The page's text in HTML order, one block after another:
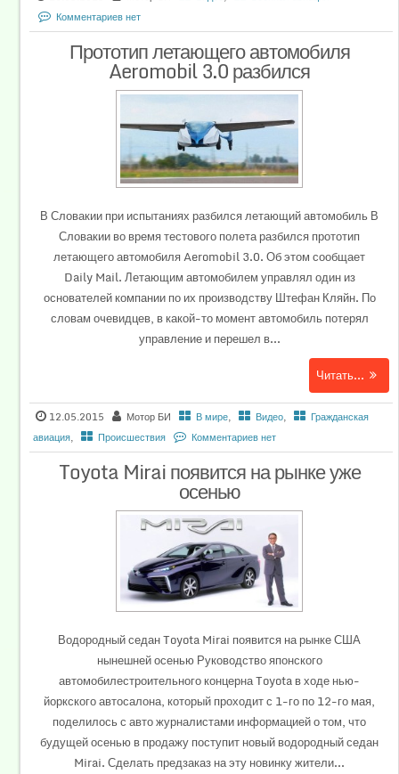
Комментариев нет
Прототип летающего автомобиля
Aeromobil 3.0 разбился
В Словакии при испытаниях разбился летающий автомобиль В
Словакии во время тестового полета разбился прототип
летающего автомобиля Aeromobil 3.0. Об этом сообщает
Daily Mail. Летающим автомобилем управлял один из
основателей компании по их производству Штефан Кляйн. По
словам очевидцев, в какой-то момент автомобиль потерял
управление и перешел в...
Читать...
12.05.2015 Мотор БИ В мире, Видео,
Гражданская
авиация, Происшествия Комментариев нет
Toyota Mirai появится на рынке уже
осенью
Водородный седан Toyota Mirai появится на рынке США
нынешней осенью Руководство японского
автомобилестроительного концерна Toyota в ходе нью-
йоркского автосалона, который проходит с 1-го по 12-го мая,
поделилось с авто журналистами информацией о том, что
будущей осенью в продажу поступит новый водородный седан
Mirai. Сделать предзаказ на эту новинку жители...